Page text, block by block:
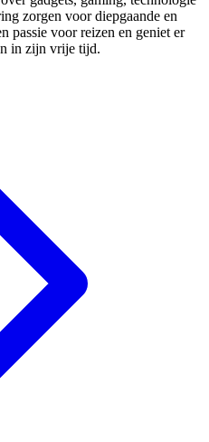
zorgen voor diepgaande en
passie voor reizen en geniet er
in zijn vrije tijd.